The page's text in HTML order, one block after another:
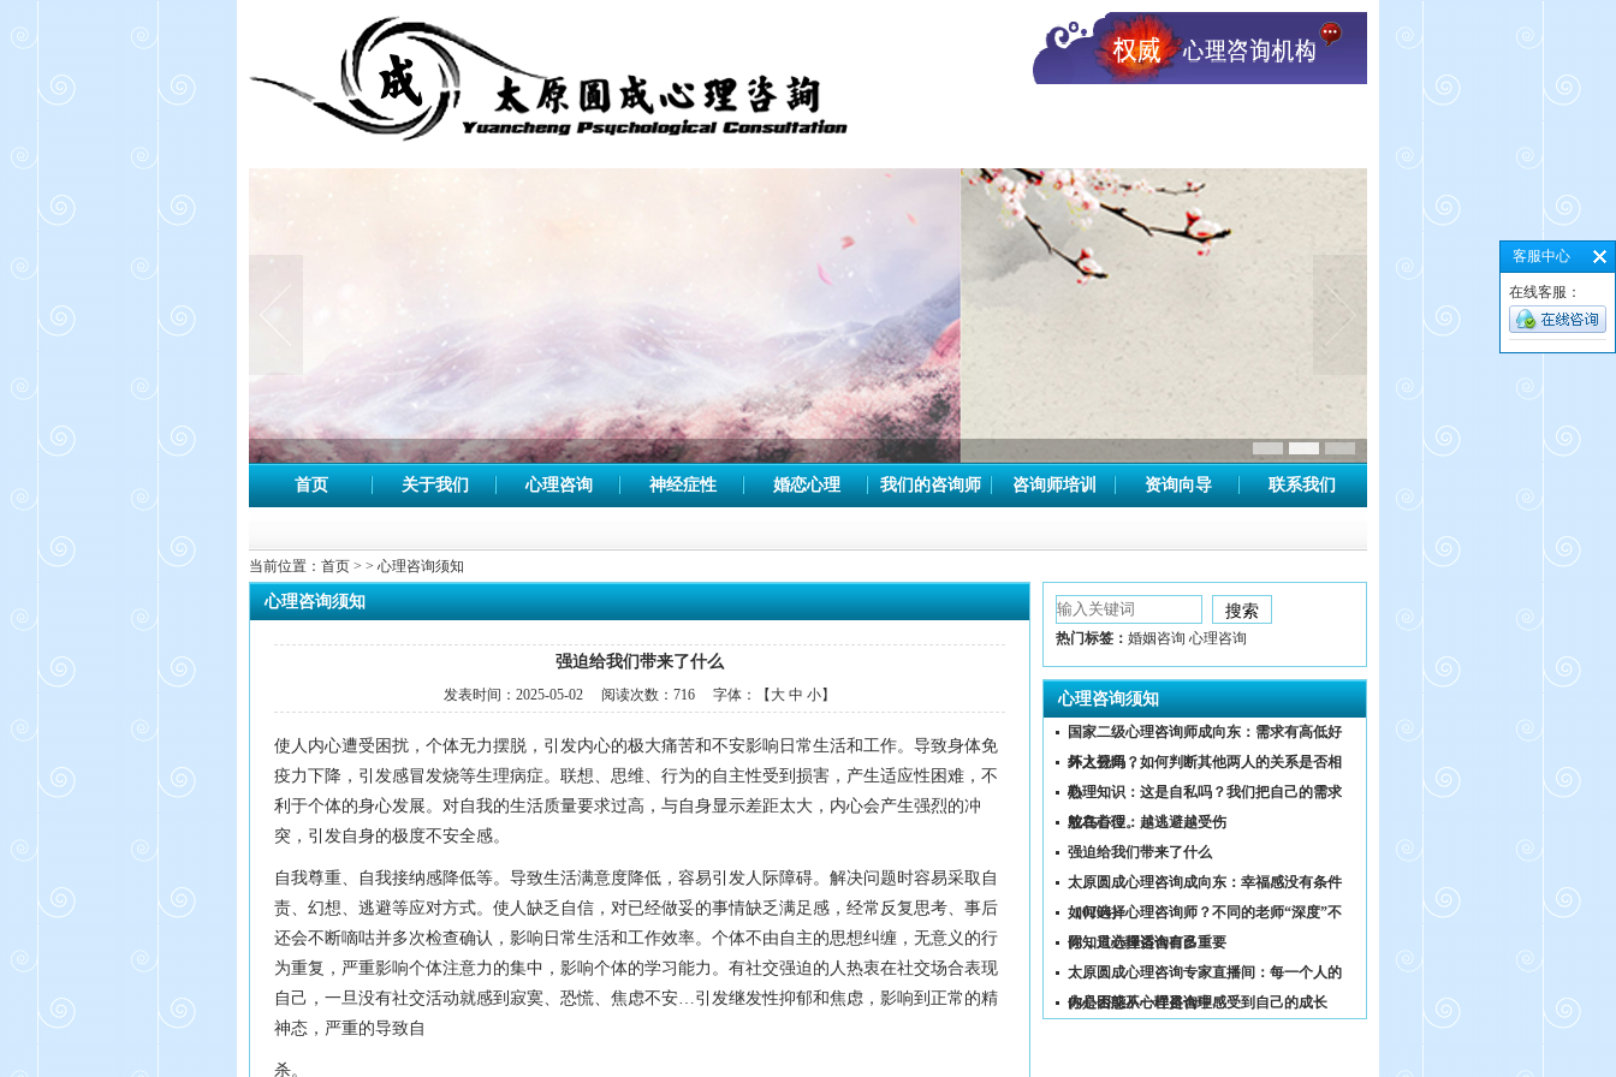
首页 关于我们 心理咨询 神经症性 婚恋心理 我们的咨询师 咨询师培训 资询向导 联系我们
当前位置： 首页 > > 心理咨询须知
热门标签： 婚姻咨询 心理咨询
心理咨询须知
国家二级心理咨询师成向东：需求有高低好
坏之分吗？
外人视角，如何判断其他两人的关系是否相
熟
心理知识：这是自私吗？我们把自己的需求
放在首位。
鸵鸟心理：越逃避越受伤
强迫给我们带来了什么
太原圆成心理咨询成向东：幸福感没有条件
（0204）
如何选择心理咨询师？不同的老师“深度”不
同，只选择适合自己
你知道心理咨询有多重要
太原圆成心理咨询专家直播间：每一个人的
内心困惑不一样是合理
你是否能从心理咨询中感受到自己的成长
心理咨询须知
强迫给我们带来了什么
发表时间： 2025-05-02 阅读次数： 716 字体：【 大 中 小】
使人内心遭受困扰，个体无力摆脱，引发内心的极大痛苦和不安影响日常生活和工作。导致身体免
疫力下降，引发感冒发烧等生理病症。联想、思维、行为的自主性受到损害，产生适应性困难，不
利于个体的身心发展。对自我的生活质量要求过高，与自身显示差距太大，内心会产生强烈的冲
突，引发自身的极度不安全感。
自我尊重、自我接纳感降低等。导致生活满意度降低，容易引发人际障碍。解决问题时容易采取自
责、幻想、逃避等应对方式。使人缺乏自信，对已经做妥的事情缺乏满足感，经常反复思考、事后
还会不断嘀咕并多次检查确认，影响日常生活和工作效率。个体不由自主的思想纠缠，无意义的行
为重复，严重影响个体注意力的集中，影响个体的学习能力。有社交强迫的人热衷在社交场合表现
自己，一旦没有社交活动就感到寂寞、恐慌、焦虑不安…引发继发性抑郁和焦虑，影响到正常的精
神态，严重的导致自
杀。
客服中心
在线客服：